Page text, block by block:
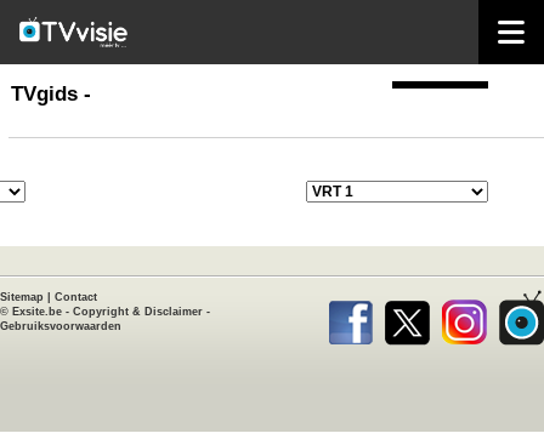
TVgids
TVgids -
Sitemap
Contact
© Exsite.be - Copyright & Disclaimer -
Gebruiksvoorwaarden